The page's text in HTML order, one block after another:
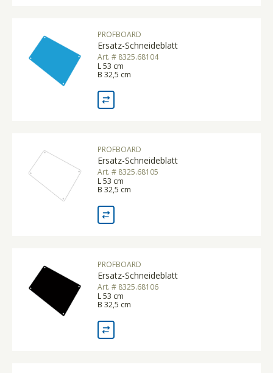
PROFBOARD
Ersatz-Schneideblatt
Art. # 8325.68104
L 53 cm
B 32,5 cm
PROFBOARD
Ersatz-Schneideblatt
Art. # 8325.68105
L 53 cm
B 32,5 cm
PROFBOARD
Ersatz-Schneideblatt
Art. # 8325.68106
L 53 cm
B 32,5 cm